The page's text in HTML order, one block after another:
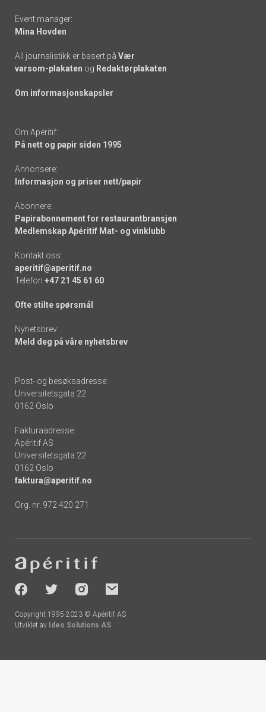
Event manager:
Mina Hovden
All journalistikk er basert på Vær
varsom-plakaten og Redaktørplakaten
Om informasjonskapsler
Om Apéritif:
På nett og papir siden 1995
Annonsere:
Informasjon og priser nett/papir
Abonnere:
Papirabonnement for restaurantbransjen
Medlemskap Apéritif Mat- og vinklubb
Kontakt oss:
aperitif@aperitif.no
Telefon +47 21 45 61 60
Ofte stilte spørsmål
Nyhetsbrev:
Meld deg på våre nyhetsbrev
Post- og besøksadresse:
Universitetsgata 22
0162 Oslo
Fakturaadresse:
Apéritif AS
Universitetsgata 22
0162 Oslo
faktura@aperitif.no
Org. nr. 972 420 271
-
socials
Copyright 1995-2023 © Apéritif AS
Utviklet av Ideo Solutions AS